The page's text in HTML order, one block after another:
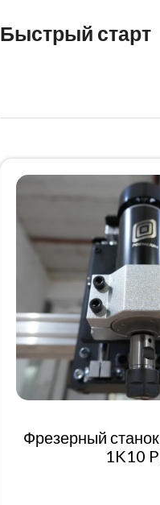
Быстрый старт
Фрезерный
1K10